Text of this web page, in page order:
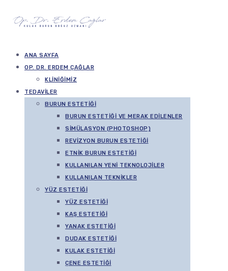
ANA SAYFA
OP. DR. ERDEM ÇAĞLAR
KLINIĞIMIZ
TEDAVILER
BURUN ESTETIĞI
BURUN ESTETIĞI VE MERAK EDILENLER
SIMÜLASYON (PHOTOSHOP)
REVIZYON BURUN ESTETIĞI
ETNIK BURUN ESTETIĞI
KULLANILAN YENI TEKNOLOJILER
KULLANILAN TEKNIKLER
YÜZ ESTETIĞI
YÜZ ESTETIĞI
KAŞ ESTETIĞI
YANAK ESTETIĞI
DUDAK ESTETIĞI
KULAK ESTETIĞI
ÇENE ESTETIĞI